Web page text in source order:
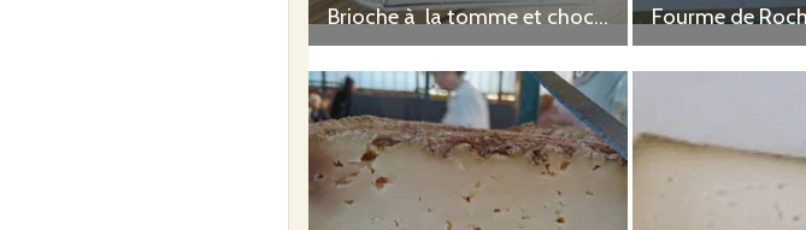
Brioche à la tomme et chocolat